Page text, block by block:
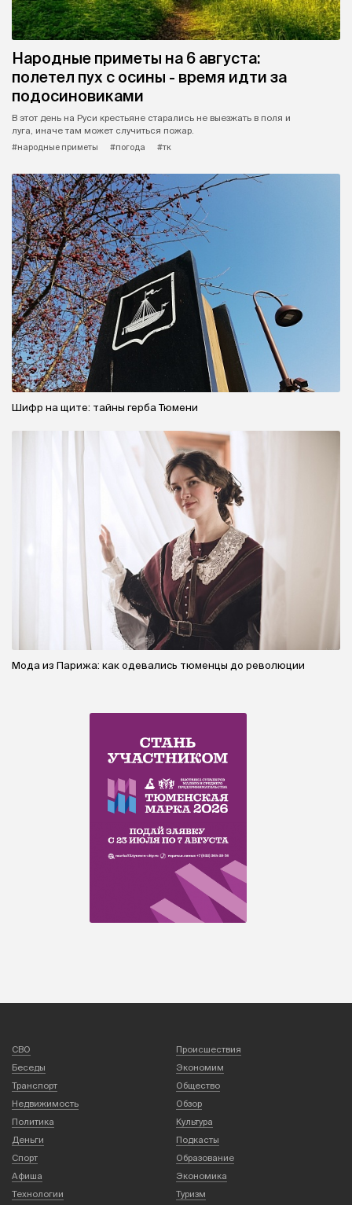
Народные приметы на 6 августа:
полетел пух с осины - время идти за
подосиновиками
В этот день на Руси крестьяне старались не выезжать в поля и
луга, иначе там может случиться пожар.
#народные приметы
#погода #тк
Шифр на щите: тайны герба Тюмени
Мода из Парижа: как одевались тюменцы до революции
СВО
Происшествия
Беседы
Экономим
Транспорт
Общество
Недвижимость
Обзор
Политика
Культура
Деньги
Подкасты
Спорт
Образование
Афиша
Экономика
Технологии
Туризм